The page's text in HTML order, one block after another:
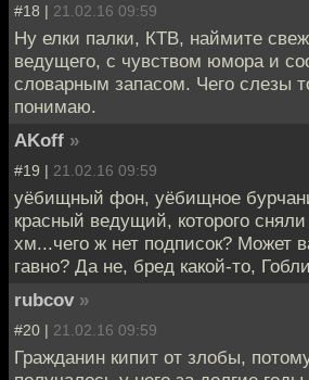
#18 | 21.02.16 09:59
Ну елки палки, КТВ, наймите
ведущего, с чувством юмора и
словарным запасом. Чего слезы
понимаю.
AKoff »
#19 | 21.02.16 09:59
уёбищный фон, уёбищное
красный ведущий, которого
хм...чего ж нет подписок? Может
гавно? Да не, бред какой-то,
rubcov »
#20 | 21.02.16 09:59
Гражданин кипит от злобы,